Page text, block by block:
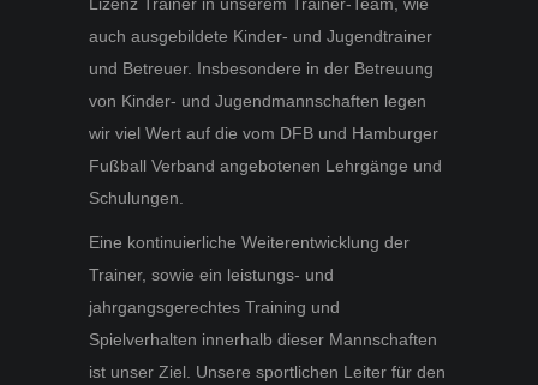
auch ausgebildete Kinder- und Jugendtrainer
und Betreuer. Insbesondere in der Betreuung
von Kinder- und Jugendmannschaften legen
wir viel Wert auf die vom DFB und Hamburger
Fußball Verband angebotenen Lehrgänge und
Schulungen.
Eine kontinuierliche Weiterentwicklung der
Trainer, sowie ein leistungs- und
jahrgangsgerechtes Training und
Spielverhalten innerhalb dieser Mannschaften
ist unser Ziel. Unsere sportlichen Leiter für den